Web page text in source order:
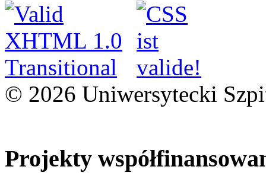
© 2026 Uniwersytecki
Projekty